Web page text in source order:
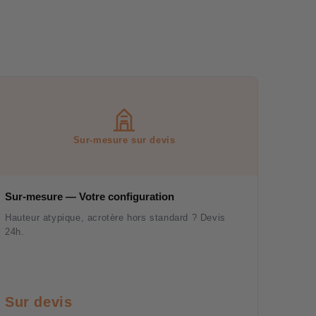
Sur-mesure sur devis
Sur-mesure — Votre configuration
Hauteur atypique, acrotère hors standard ? Devis
24h.
Sur devis